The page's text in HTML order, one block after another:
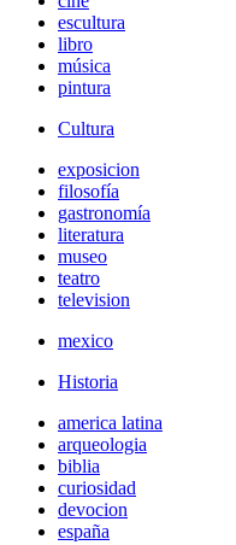
escultura
libro
música
pintura
Cultura
exposicion
filosofía
gastronomía
literatura
museo
teatro
television
mexico
Historia
america latina
arqueologia
biblia
curiosidad
devocion
españa